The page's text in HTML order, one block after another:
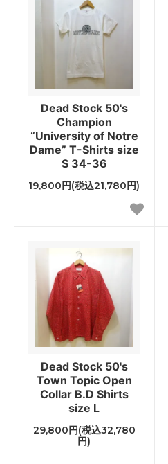
Dead Stock 50's
Champion
“University of Notre
Dame” T-Shirts size
S 34-36
19,800円(税込21,780円)
Dead Stock 50's
Town Topic Open
Collar B.D Shirts
size L
29,800円(税込32,780
円)